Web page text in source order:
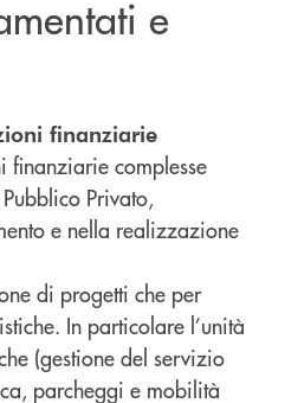
e
finanziarie
finanziarie complesse
Privato,
e nella realizzazione
di progetti che per
In particolare l’unità
(gestione del servizio
parcheggi e mobilità